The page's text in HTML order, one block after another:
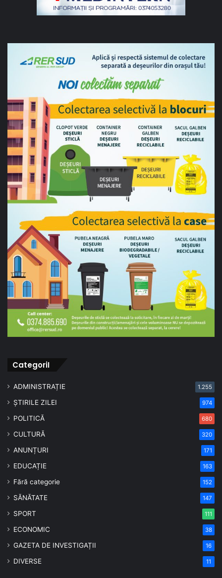
CategoriI
ADMINISTRAȚIE 1.255
ȘTIRILE ZILEI 974
POLITICĂ 680
CULTURĂ 320
ANUNȚURI 171
EDUCAȚIE 163
Fără categorie 152
SĂNĂTATE 147
SPORT 111
ECONOMIC 38
GAZETA DE INVESTIGAȚII 16
DIVERSE 11